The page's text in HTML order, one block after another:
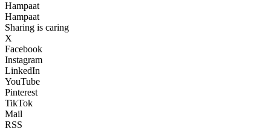
Hampaat
Hampaat
Sharing is caring
X
Facebook
Instagram
LinkedIn
YouTube
Pinterest
TikTok
Mail
RSS